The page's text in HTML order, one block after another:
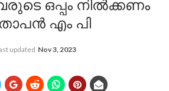
ഒപ്പം നിൽക്കണം
എം പി
updated Nov 3, 2023